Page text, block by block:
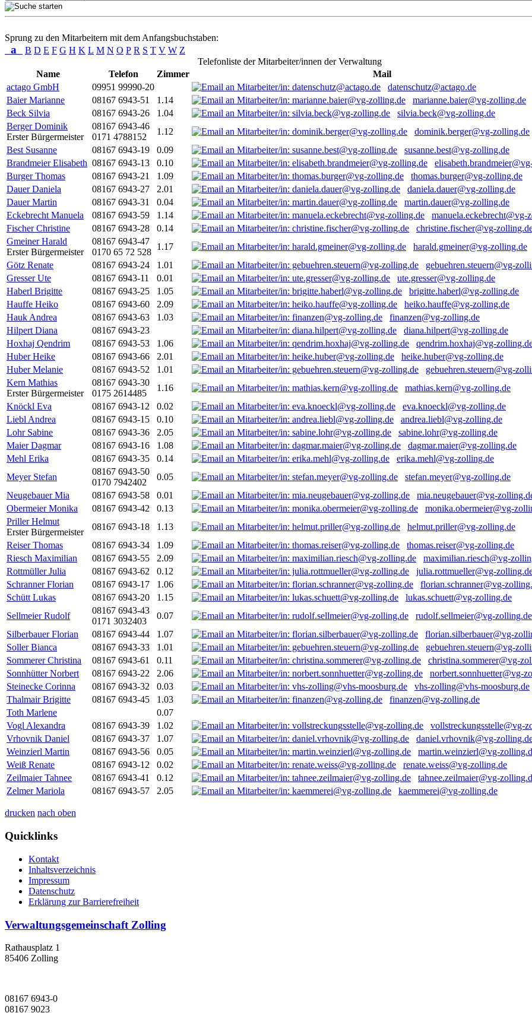
Sprung zu den Mitarbeitern mit dem Anfangsbuchstaben:
a B D E F G H K L M N O P R S T V W Z
Telefonliste der Mitarbeiter/innen der Verwaltung
Name
Telefon Zimmer
Mail
actago GmbH
09951 99990-20
datenschutz@actago.de
Baier Marianne
08167 6943-51 1.14
marianne.baier@vg-zolling.de
Beck Silvia
08167 6943-26 1.04
silvia.beck@vg-zolling.de
Berger Dominik
Erster Bürgermeister
08167 6943-46
0171 4788152
1.12
dominik.berger@vg-zolling.de
Best Susanne
08167 6943-19 0.09
susanne.best@vg-zolling.de
Brandmeier Elisabeth 08167 6943-13 0.10
Burger Thomas
08167 6943-21 1.09
thomas.burger@vg-zolling.de
Dauer Daniela
08167 6943-27 2.01
daniela.dauer@vg-zolling.de
Dauer Martin
08167 6943-31 0.04
martin.dauer@vg-zolling.de
Eckebrecht Manuela
08167 6943-59 1.14
manuela.eckebrecht@vg-
Fischer Christine
08167 6943-28 0.14
christine.fischer@vg-
Gmeiner Harald
Erster Bürgermeister
08167 6943-47
0170 65 72 528
1.17
harald.gmeiner@vg-zolling.de
Götz Renate
08167 6943-24 1.01
gebuehren.steuern@vg-
Gresser Ute
08167 6943-11 0.01
ute.gresser@vg-zolling.de
Haberl Brigitte
08167 6943-25 1.05
brigitte.haberl@vg-zolling.de
Hauffe Heiko
08167 6943-60 2.09
heiko.hauffe@vg-zolling.de
Hauk Andrea
08167 6943-63 1.03
finanzen@vg-zolling.de
Hilpert Diana
08167 6943-23
diana.hilpert@vg-zolling.de
Hoxhaj Qendrim
08167 6943-53 1.06
qendrim.hoxhaj@vg-
Huber Heike
08167 6943-66 2.01
heike.huber@vg-zolling.de
Huber Melanie
08167 6943-52 1.01
gebuehren.steuern@vg-
Kern Mathias
Erster Bürgermeister
08167 6943-30
0175 2614485
1.16
mathias.kern@vg-zolling.de
Knöckl Eva
08167 6943-12 0.02
eva.knoeckl@vg-zolling.de
Liebl Andrea
08167 6943-15 0.10
andrea.liebl@vg-zolling.de
Lohr Sabine
08167 6943-36 2.05
sabine.lohr@vg-zolling.de
Maier Dagmar
08167 6943-16 1.08
dagmar.maier@vg-zolling.de
Mehl Erika
08167 6943-35 0.14
erika.mehl@vg-zolling.de
Meyer Stefan
08167 6943-50
0170 7942402
0.05
stefan.meyer@vg-zolling.de
Neugebauer Mia
08167 6943-58 0.01
mia.neugebauer@vg-
Obermeier Monika
08167 6943-42 0.13
monika.obermeier@vg-
Priller Helmut
Erster Bürgermeister
08167 6943-18 1.13
helmut.priller@vg-zolling.de
Reiser Thomas
08167 6943-34 1.09
thomas.reiser@vg-zolling.de
Riesch Maximilian
08167 6943-55 2.09
maximilian.riesch@vg-
Rottmüller Julia
08167 6943-62 0.12
julia.rottmueller@vg-
Schranner Florian
08167 6943-17 1.06
florian.schranner@vg-
Schütt Lukas
08167 6943-20 1.15
lukas.schuett@vg-zolling.de
Sellmeier Rudolf
08167 6943-43
0171 3032403
0.07
rudolf.sellmeier@vg-zolling.de
Silberbauer Florian
08167 6943-44 1.07
florian.silberbauer@vg-
Soller Bianca
08167 6943-33 1.01
gebuehren.steuern@vg-
Sommerer Christina
08167 6943-61 0.11
christina.sommerer@vg-
Sonnhütter Norbert
08167 6943-22 2.06
norbert.sonnhuetter@vg-
Steinecke Corinna
08167 6943-32 0.03
vhs-zolling@vhs-moosburg.de
Thalmair Brigitte
08167 6943-45 1.03
finanzen@vg-zolling.de
Toth Marlene
0.07
Vogl Alexandra
08167 6943-39 1.02
vollstreckungsstelle@vg-
Vrhovnik Daniel
08167 6943-37 1.07
daniel.vrhovnik@vg-
Weinzierl Martin
08167 6943-56 0.05
martin.weinzierl@vg-
Weiß Renate
08167 6943-12 0.02
renate.weiss@vg-zolling.de
Zeilmaier Tahnee
08167 6943-41 0.12
tahnee.zeilmaier@vg-
Zelmer Mariola
08167 6943-57 2.05 kaemmerei@vg-zolling.de
drucken nach oben
Quicklinks
Kontakt
Inhaltsverzeichnis
Impressum
Datenschutz
Erklärung zur Barrierefreiheit
Verwaltungsgemeinschaft Zolling
Rathausplatz 1
85406 Zolling
08167 6943-0
08167 9023